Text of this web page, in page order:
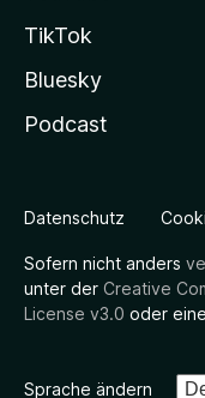
TikTok
Bluesky
Podcast
Datenschutz
Sofern nicht anders
unter der Creative
License v3.0 oder
Sprache ändern